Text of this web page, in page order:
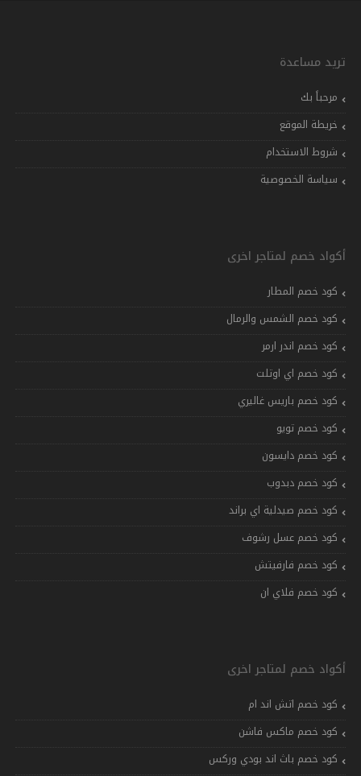
تريد مساعدة
مرحباً بك
خريطة الموقع
شروط الاستخدام
سياسة الخصوصية
أكواد خصم لمتاجر اخرى
كود خصم المطار
كود خصم الشمس والرمال
كود خصم اندر ارمر
كود خصم اي اوتلت
كود خصم باريس غاليري
كود خصم تويو
كود خصم دايسون
كود خصم دبدوب
كود خصم صيدلية اي براند
كود خصم عسل رشوف
كود خصم فارفيتش
كود خصم فلاي ان
أكواد خصم لمتاجر اخرى
كود خصم اتش اند ام
كود خصم ماكس فاشن
كود خصم باث اند بودي وركس